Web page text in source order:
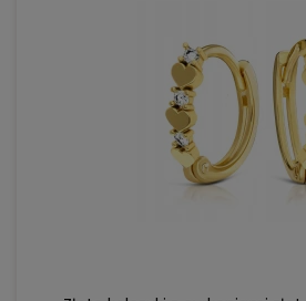
DO KOSZYKA